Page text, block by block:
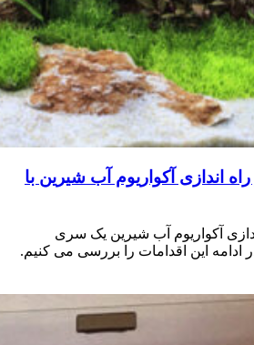
اندازی آکواریوم آب شیرین با
آکواریوم آب شیرین یک سری
در ادامه این اقدامات را بررسی می کنیم.